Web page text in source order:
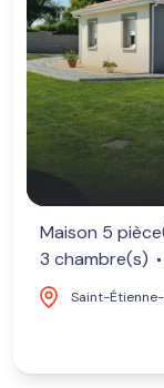
Maison 5
3 chambre(s)
Saint-